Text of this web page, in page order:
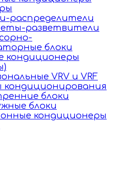
распределители
разветвители
блоки
кондиционеры
VRV и VRF
кондиционирования
блоки
блоки
кондиционеры